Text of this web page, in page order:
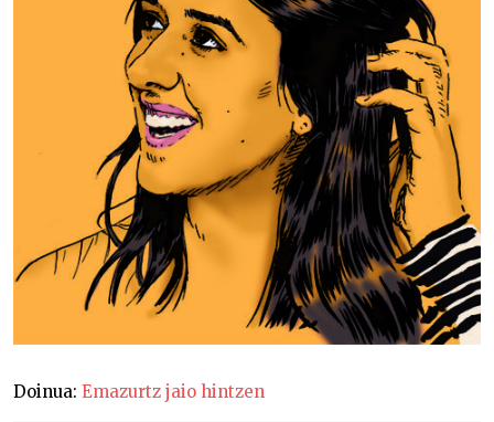
Doinua: Emazurtz jaio hintzen